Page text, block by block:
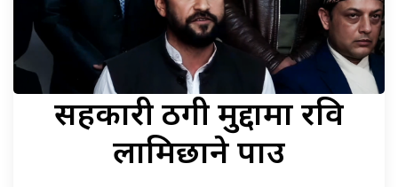
सहकारीठगी मुद्दामा रवि
लामिछाने पक्राउ